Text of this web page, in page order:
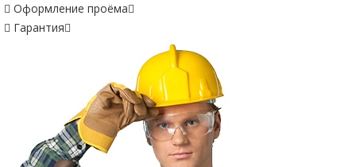
Оформление проёма
Гарантия